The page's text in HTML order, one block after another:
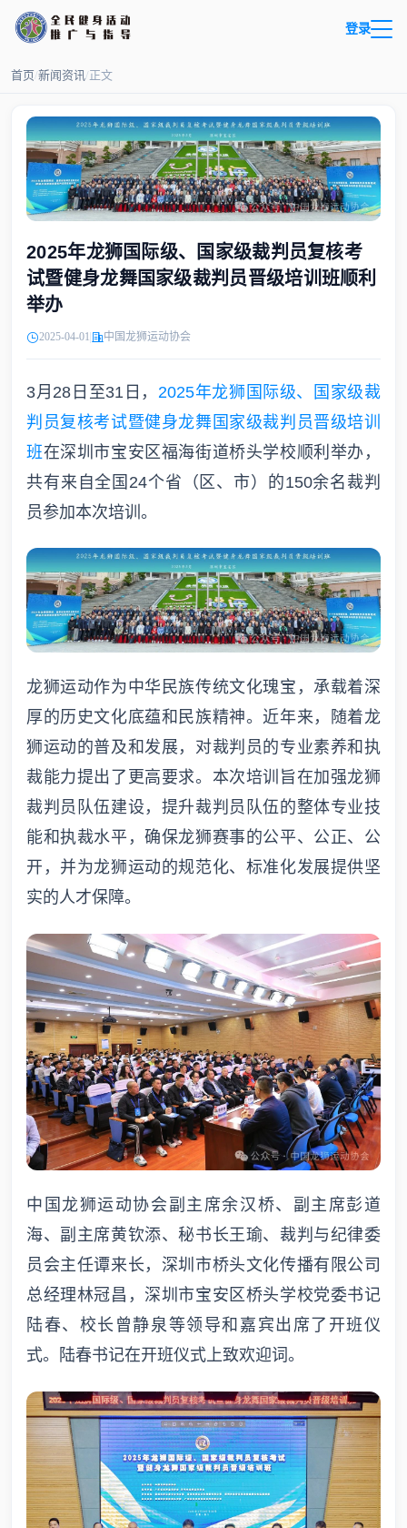
登录
首页/新闻资讯/正文
2025年龙狮国际级、国家级裁判员复核考
试暨健身龙舞国家级裁判员晋级培训班顺利
举办
2025-04-01 中国龙狮运动协会
3月28日至31日， 2025年龙狮国际级、国家级裁
判员复核考试暨健身龙舞国家级裁判员晋级培训
班在深圳市宝安区福海街道桥头学校顺利举办，
共有来自全国24个省（区、市）的150余名裁判
员参加本次培训。
龙狮运动作为中华民族传统文化瑰宝，承载着深
厚的历史文化底蕴和民族精神。近年来，随着龙
狮运动的普及和发展，对裁判员的专业素养和执
裁能力提出了更高要求。本次培训旨在加强龙狮
裁判员队伍建设，提升裁判员队伍的整体专业技
能和执裁水平，确保龙狮赛事的公平、公正、公
开，并为龙狮运动的规范化、标准化发展提供坚
实的人才保障。
中国龙狮运动协会副主席余汉桥、副主席彭道
海、副主席黄钦添、秘书长王瑜、裁判与纪律委
员会主任谭来长，深圳市桥头文化传播有限公司
总经理林冠昌，深圳市宝安区桥头学校党委书记
陆春、校长曾静泉等领导和嘉宾出席了开班仪
式。陆春书记在开班仪式上致欢迎词。